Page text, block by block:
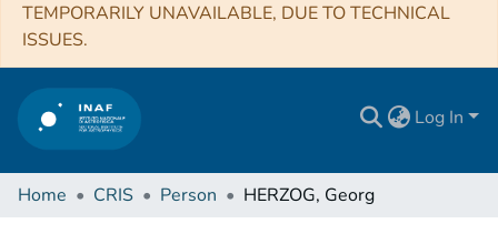
TEMPORARILY UNAVAILABLE, DUE TO TECHNICAL
ISSUES.
Log In
Home CRIS Person HERZOG, Georg